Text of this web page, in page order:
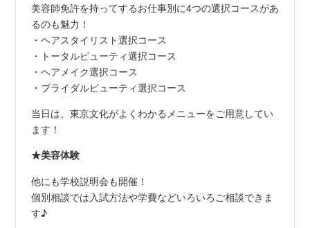
美容師免許を持ってするお仕事別に4つの選択コースがあ
るのも魅力！
・ヘアスタイリスト選択コース
・トータルビューティ選択コース
・ヘアメイク選択コース
・ブライダルビューティ選択コース
当日は、東京文化がよくわかるメニューをご用意してい
ます！
★美容体験
他にも学校説明会も開催！
個別相談では入試方法や学費などいろいろご相談できま
す♪